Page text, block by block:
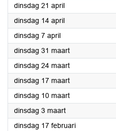
dinsdag 21 april2026
dinsdag 14 april2026
dinsdag 7 april2026
dinsdag 31 maart2026
dinsdag 24 maart2026
dinsdag 17 maart2026
dinsdag 10 maart2026
dinsdag 3 maart2026
dinsdag 17 februari2026